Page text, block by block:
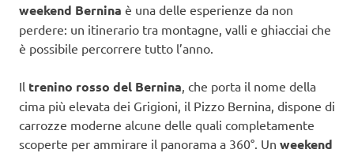
weekend Bernina è una delle esperienze da non
perdere: un itinerario tra montagne, valli e ghiacciai che
è possibile percorrere tutto l’anno.
Il trenino rosso del Bernina , che porta il nome della
cima più elevata dei Grigioni, il Pizzo Bernina, dispone di
carrozze moderne alcune delle quali completamente
scoperte per ammirare il panorama a 360°. Un weekend